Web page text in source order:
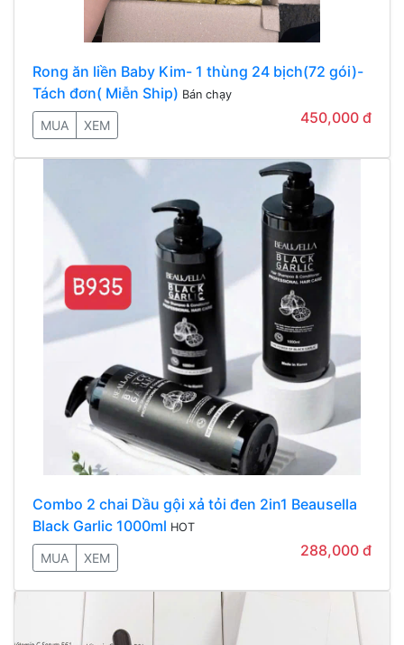
Rong ăn liền Baby Kim- 1 thùng 24 bịch(72 gói)-
Tách đơn( Miễn Ship) Bán chạy
MUA XEM 450,000 đ
Combo 2 chai Dầu gội xả tỏi đen 2in1 Beausella
Black Garlic 1000ml HOT
MUA XEM 288,000 đ